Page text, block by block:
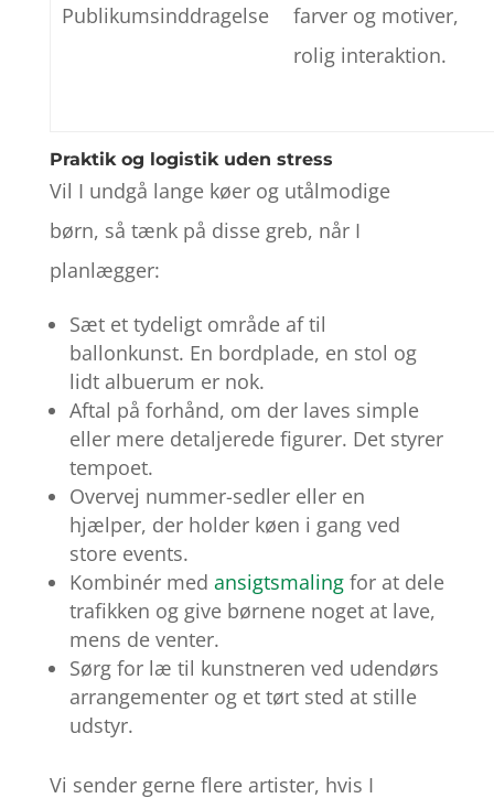
Publikumsinddragelse
farver og motiver,
rolig interaktion.
Praktik og logistik uden stress
Vil I undgå lange køer og utålmodige
børn, så tænk på disse greb, når I
planlægger:
Sæt et tydeligt område af til
ballonkunst. En bordplade, en stol og
lidt albuerum er nok.
Aftal på forhånd, om der laves simple
eller mere detaljerede figurer. Det styrer
tempoet.
Overvej nummer-sedler eller en
hjælper, der holder køen i gang ved
store events.
Kombinér med ansigtsmalingfor at dele
trafikken og give børnene noget at lave,
mens de venter.
Sørg for læ til kunstneren ved udendørs
arrangementer og et tørt sted at stille
udstyr.
Vi sender gerne flere artister, hvis I